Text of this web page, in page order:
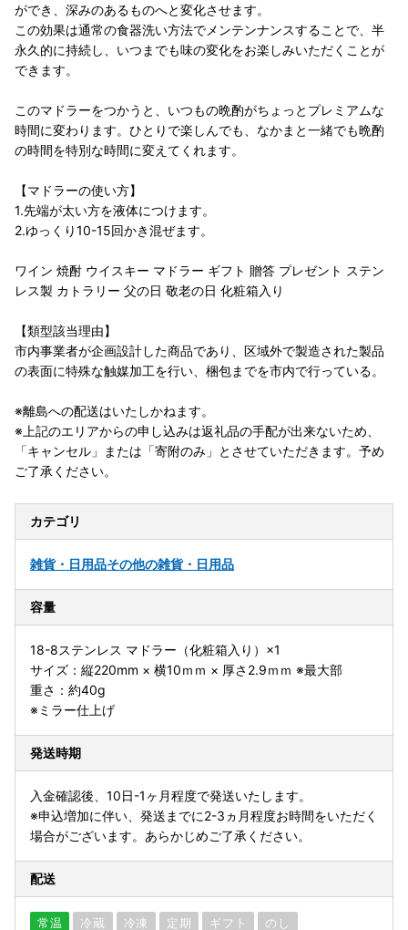
ができ、深みのあるものへと変化させます。
この効果は通常の食器洗い方法でメンテンナンスすることで、半
永久的に持続し、いつまでも味の変化をお楽しみいただくことが
できます。
このマドラーをつかうと、いつもの晩酌がちょっとプレミアムな
時間に変わります。ひとりで楽しんでも、なかまと一緒でも晩酌
の時間を特別な時間に変えてくれます。
【マドラーの使い方】
1.先端が太い方を液体につけます。
2.ゆっくり10-15回かき混ぜます。
ワイン 焼酎 ウイスキー マドラー ギフト 贈答 プレゼント ステン
レス製 カトラリー 父の日 敬老の日 化粧箱入り
【類型該当理由】
市内事業者が企画設計した商品であり、区域外で製造された製品
の表面に特殊な触媒加工を行い、梱包までを市内で行っている。
※離島への配送はいたしかねます。
※上記のエリアからの申し込みは返礼品の手配が出来ないため、
「キャンセル」または「寄附のみ」とさせていただきます。予め
ご了承ください。
カテゴリ
雑貨・日用品その他の雑貨・日用品
容量
18-8ステンレス マドラー（化粧箱入り）×1
サイズ：縦220mm × 横10ｍｍ × 厚さ2.9ｍｍ ※最大部
重さ：約40g
※ミラー仕上げ
発送時期
入金確認後、10日-1ヶ月程度で発送いたします。
※申込増加に伴い、発送までに2-3ヵ月程度お時間をいただく
場合がございます。あらかじめご了承ください。
配送
常温 冷蔵 冷凍 定期 ギフト のし